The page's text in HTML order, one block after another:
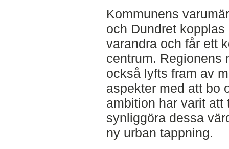
Kommunens
och Dundret
varandra och får ett
centrum. Regionens
också lyfts fram av
aspekter med att bo
ambition har varit att
synliggöra dessa
ny urban tappning.